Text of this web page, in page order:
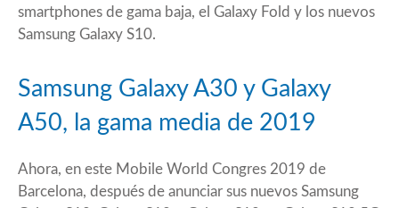
smartphones de gama baja, el Galaxy Fold y los nuevos
Samsung Galaxy S10.
Samsung Galaxy A30 y Galaxy
A50, la gama media de 2019
Ahora, en este Mobile World Congres 2019 de
Barcelona, después de anunciar sus nuevos Samsung